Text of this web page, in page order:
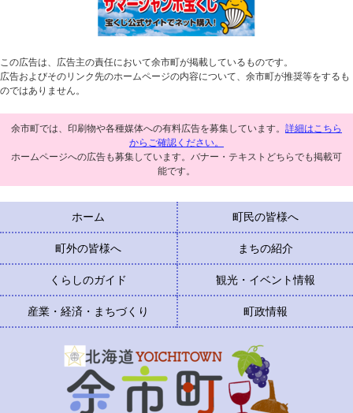
この広告は、広告主の責任において余市町が掲載しているものです。
広告およびそのリンク先のホームページの内容について、余市町が推奨等をするも
のではありません。
余市町では、印刷物や各種媒体への有料広告を募集しています。 詳細はこちら
からご確認ください。
ホームページへの広告も募集しています。バナー・テキストどちらでも掲載可
能です。
ホーム 町民の皆様へ
町外の皆様へ まちの紹介
くらしのガイド 観光・イベント情報
産業・経済・まちづくり 町政情報